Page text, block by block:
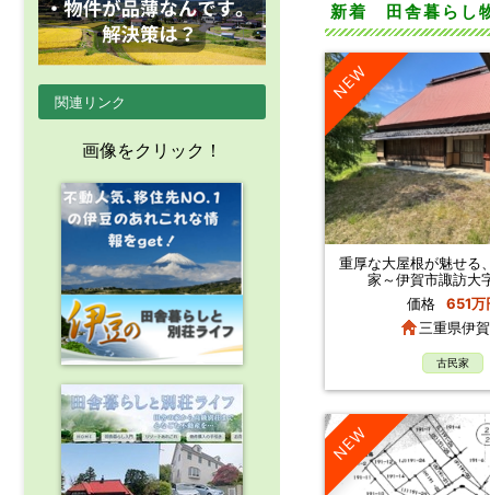
新着 田舎暮らし
重厚な大屋根が魅せる
家～伊賀市諏訪大
価格
651万
NEW
三重県伊
古民家
NEW
関連リンク
画像をクリック！